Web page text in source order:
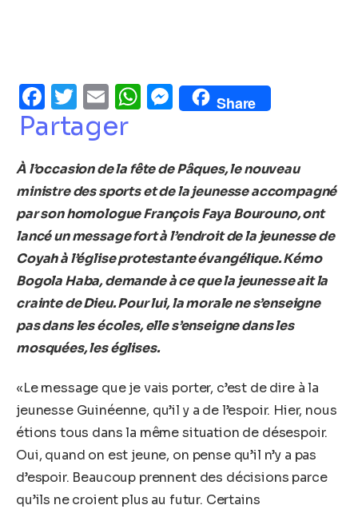
Facebook
Twitter
EmailWhatsApp
Messenger
Share
Partager
À l’occasion de la fête de Pâques, le nouveau
ministre des sports et de la jeunesse accompagné
par son homologue François Faya Bourouno, ont
lancé un message fort à l’endroit de la jeunesse de
Coyah à l’église protestante évangélique. Kémo
Bogola Haba, demande à ce que la jeunesse ait la
crainte de Dieu. Pour lui, la morale ne s’enseigne
pas dans les écoles, elle s’enseigne dans les
mosquées, les églises.
«Le message que je vais porter, c’est de dire à la
jeunesse Guinéenne, qu’il y a de l’espoir. Hier, nous
étions tous dans la même situation de désespoir.
Oui, quand on est jeune, on pense qu’il n’y a pas
d’espoir. Beaucoup prennent des décisions parce
qu’ils ne croient plus au futur. Certains